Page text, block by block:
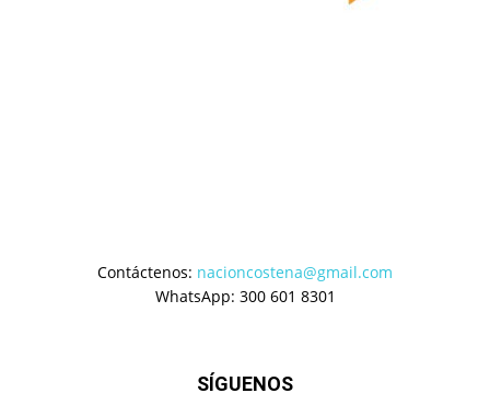
Contáctenos: nacioncostena@gmail.com
WhatsApp: 300 601 8301
SÍGUENOS